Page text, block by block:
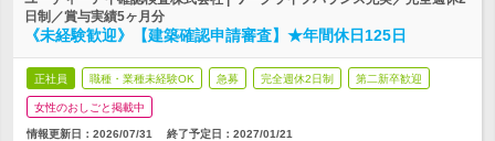
日制／賞与実績5ヶ月分
《未経験歓迎》【建築確認申請審査】★年間休日125日
正社員 職種・業種未経験OK 急募 完全週休2日制 第二新卒歓迎
女性のおしごと掲載中
情報更新日：2026/07/31 終了予定日： 2027/01/21